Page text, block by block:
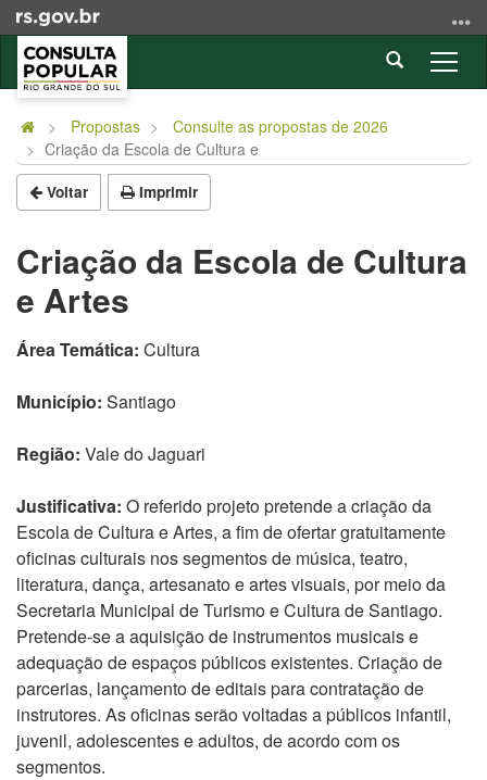
para
conteúdo
para
menu
para
busca
a
Abrir
a
Início
conteúdo
Propostas
Consulte as propostas de 2026
Criação da Escola de Cultura e
Voltar Imprimir
Criação da Escola de Cultura
e Artes
Área Temática: Cultura
Município: Santiago
Região: Vale do Jaguari
Justificativa: O referido projeto pretende a criação da
Escola de Cultura e Artes, a fim de ofertar gratuitamente
oficinas culturais nos segmentos de música, teatro,
literatura, dança, artesanato e artes visuais, por meio da
Secretaria Municipal de Turismo e Cultura de Santiago.
Pretende-se a aquisição de instrumentos musicais e
adequação de espaços públicos existentes. Criação de
parcerias, lançamento de editais para contratação de
instrutores. As oficinas serão voltadas a públicos infantil,
juvenil, adolescentes e adultos, de acordo com os
segmentos.